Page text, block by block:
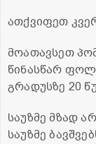
ათქვიფეთ
მოათავსეთ
წინასწარ
გრადუსზე 20
საუზმე მზად
საუზმე